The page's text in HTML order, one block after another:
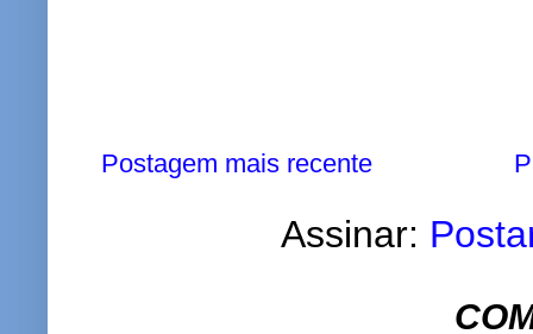
Postagem mais recente
Assinar: